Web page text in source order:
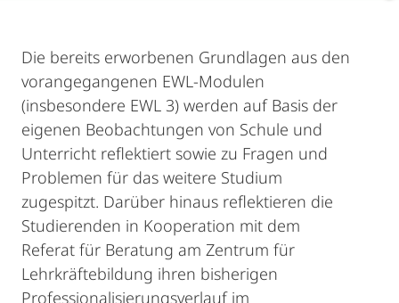
Die bereits erworbenen Grundlagen aus den
vorangegangenen EWL-Modulen
(insbesondere EWL 3) werden auf Basis der
eigenen Beobachtungen von Schule und
Unterricht reflektiert sowie zu Fragen und
Problemen für das weitere Studium
zugespitzt. Darüber hinaus reflektieren die
Studierenden in Kooperation mit dem
Referat für Beratung am Zentrum für
Lehrkräftebildung ihren bisherigen
Professionalisierungsverlauf im